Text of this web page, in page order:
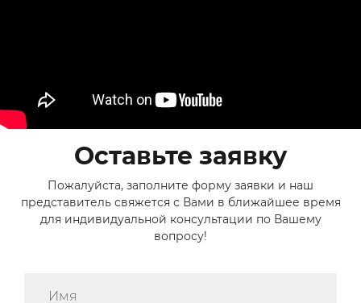
Оставьте заявку
Пожалуйста, заполните форму заявки и наш
представитель свяжется с Вами в ближайшее время
для индивидуальной консультации по Вашему
вопросу!